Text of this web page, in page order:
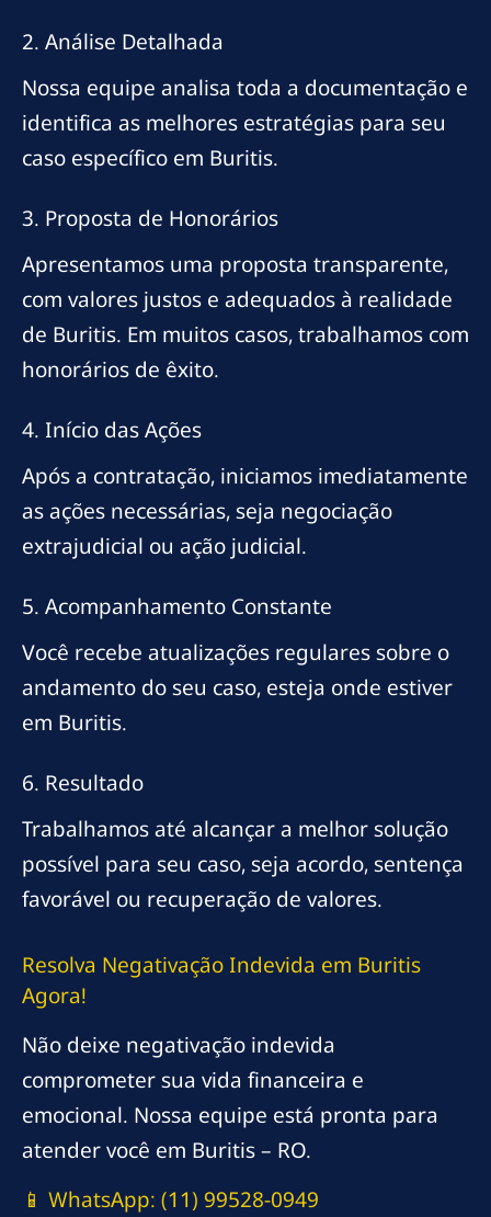
2. Análise Detalhada
Nossa equipe analisa toda a documentação e
identifica as melhores estratégias para seu
caso específico em Buritis.
3. Proposta de Honorários
Apresentamos uma proposta transparente,
com valores justos e adequados à realidade
de Buritis. Em muitos casos, trabalhamos com
honorários de êxito.
4. Início das Ações
Após a contratação, iniciamos imediatamente
as ações necessárias, seja negociação
extrajudicial ou ação judicial.
5. Acompanhamento Constante
Você recebe atualizações regulares sobre o
andamento do seu caso, esteja onde estiver
em Buritis.
6. Resultado
Trabalhamos até alcançar a melhor solução
possível para seu caso, seja acordo, sentença
favorável ou recuperação de valores.
Resolva Negativação Indevida em Buritis
Agora!
Não deixe negativação indevida
comprometer sua vida financeira e
emocional. Nossa equipe está pronta para
atender você em Buritis – RO.
📱 WhatsApp: (11) 99528-0949